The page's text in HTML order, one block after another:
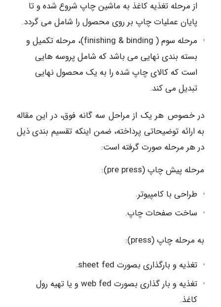
از مرحله تغذیه کاغذ به ماشین چاپ شروع شده و تا
پایان عملیات چاپ بر روی محصول را شامل می گردد.
مرحله سوم ( finishing & binding)، مرحله تکمیل و
بسته بندی نهایی می باشد که شامل پروسه هایی
است که کالای چاپ شده را به یک محصول نهایی
تبدیل می کند.
در خصوص هر یک از مراحل سه گانه فوق، در این مقاله
به ارائه توضیحاتی پرداخته، ضمن اینکه تقسیم بندی ذیل
در هر مرحله صورت گرفته است:
مرحله پیش چاپ (pre press):
طراحی با کامپیوتر.
ساخت صفحات چاپ.
به مرحله چاپ (press):
تغذیه و بارگذاری بصورت sheet fed.
تغذیه و بار گذاری بصورت web fed و یا تهیه رول
کاغذ.